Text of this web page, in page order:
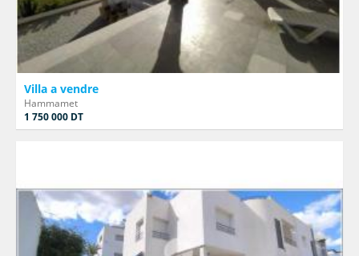
Villa a vendre
Hammamet
1 750 000 DT